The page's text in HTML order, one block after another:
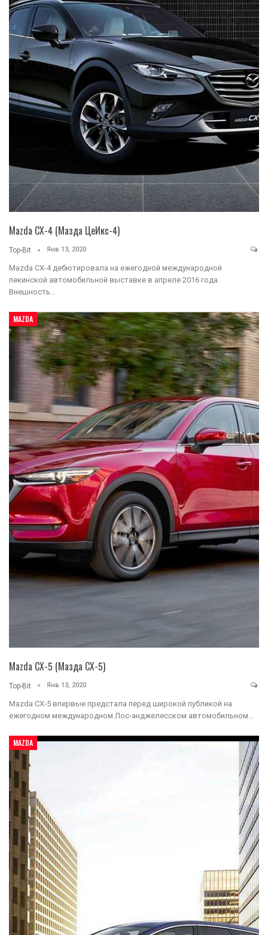
Mazda CX-4 (Мазда ЦеИкс-4)
Top-Bit Янв 13, 2020
Mazda CX-4 дебютировала на ежегодной международной
пекинской автомобильной выставке в апреле 2016 года.
Внешность…
MAZDA
Mazda CX-5 (Мазда СХ-5)
Top-Bit Янв 13, 2020
Mazda CX-5 впервые предстала перед широкой публикой на
ежегодном международном Лос-анджелесском автомобильном…
MAZDA